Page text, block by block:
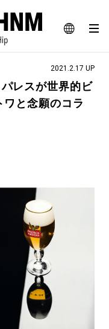
JA
EN
SNAP
スタイルWEBマガジン
JOURNAL
#AH.H
#MOVIE
2021.2.17 UP
レスが世界的ビ
と念願のコラ